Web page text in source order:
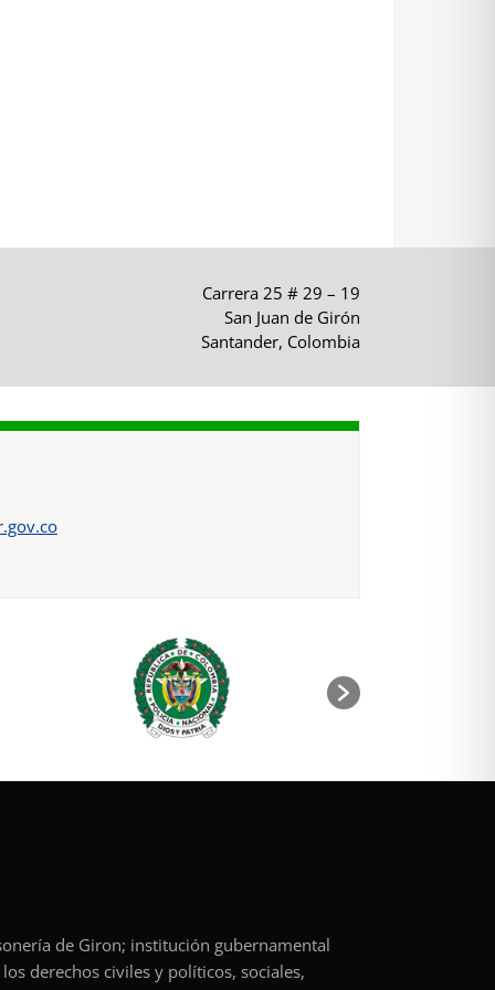
Carrera 25 # 29 – 19
San Juan de Girón
Santander, Colombia
de Giron; institución gubernamental
derechos civiles y políticos, sociales,